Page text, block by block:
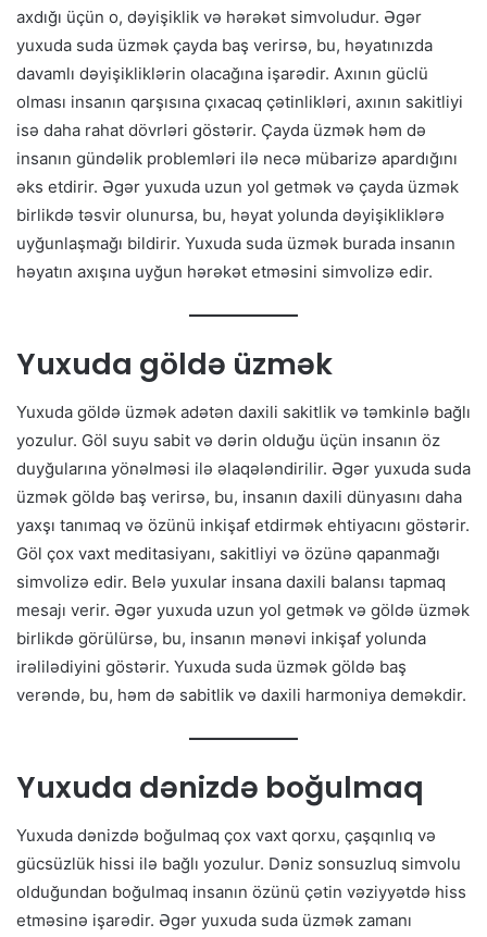
axdığı üçün o, dəyişiklik və hərəkət simvoludur. Əgər
yuxuda suda üzmək çayda baş verirsə, bu, həyatınızda
davamlı dəyişikliklərin olacağına işarədir. Axının güclü
olması insanın qarşısına çıxacaq çətinlikləri, axının sakitliyi
isə daha rahat dövrləri göstərir. Çayda üzmək həm də
insanın gündəlik problemləri ilə necə mübarizə apardığını
əks etdirir. Əgər yuxuda uzun yol getmək və çayda üzmək
birlikdə təsvir olunursa, bu, həyat yolunda dəyişikliklərə
uyğunlaşmağı bildirir. Yuxuda suda üzmək burada insanın
həyatın axışına uyğun hərəkət etməsini simvolizə edir.
Yuxuda göldə üzmək
Yuxuda göldə üzmək adətən daxili sakitlik və təmkinlə bağlı
yozulur. Göl suyu sabit və dərin olduğu üçün insanın öz
duyğularına yönəlməsi ilə əlaqələndirilir. Əgər yuxuda suda
üzmək göldə baş verirsə, bu, insanın daxili dünyasını daha
yaxşı tanımaq və özünü inkişaf etdirmək ehtiyacını göstərir.
Göl çox vaxt meditasiyanı, sakitliyi və özünə qapanmağı
simvolizə edir. Belə yuxular insana daxili balansı tapmaq
mesajı verir. Əgər yuxuda uzun yol getmək və göldə üzmək
birlikdə görülürsə, bu, insanın mənəvi inkişaf yolunda
irəlilədiyini göstərir. Yuxuda suda üzmək göldə baş
verəndə, bu, həm də sabitlik və daxili harmoniya deməkdir.
Yuxuda dənizdə boğulmaq
Yuxuda dənizdə boğulmaq çox vaxt qorxu, çaşqınlıq və
gücsüzlük hissi ilə bağlı yozulur. Dəniz sonsuzluq simvolu
olduğundan boğulmaq insanın özünü çətin vəziyyətdə hiss
etməsinə işarədir. Əgər yuxuda suda üzmək zamanı